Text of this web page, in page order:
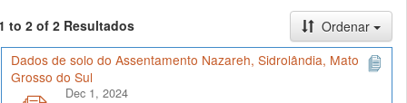
to 2 of 2 Resultados
Ordenar
Dados de solo do Assentamento Nazareh, Sidrolândia, Mato
Grosso do Sul
Dec 1, 2024